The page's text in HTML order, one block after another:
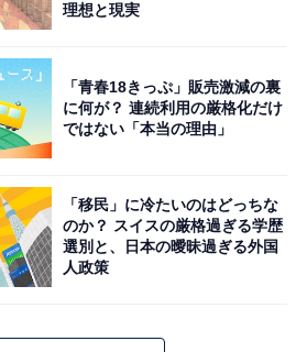
理想と現実
「青春18きっぷ」販売激減の裏
に何が？ 連続利用の厳格化だけ
ではない「本当の理由」
「移民」に冷たいのはどっちな
のか？ スイスの厳格過ぎる学歴
選別と、日本の曖昧過ぎる外国
人政策